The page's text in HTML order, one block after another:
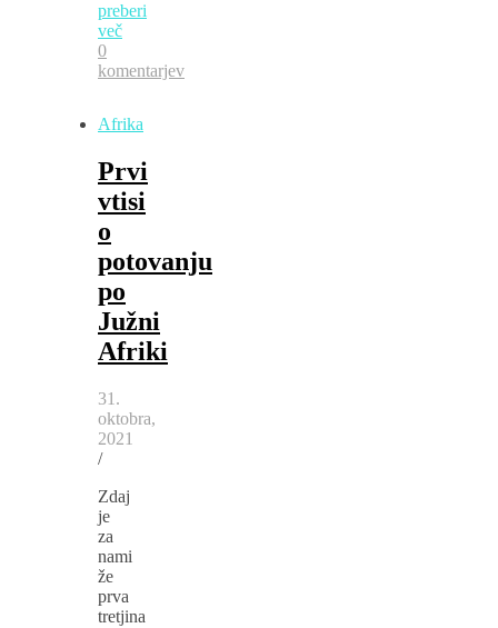
preberi
več
0
komentarjev
Afrika
Prvi
vtisi
o
potovanju
po
Južni
Afriki
31.
oktobra,
2021
/
Zdaj
je
za
nami
že
prva
tretjina